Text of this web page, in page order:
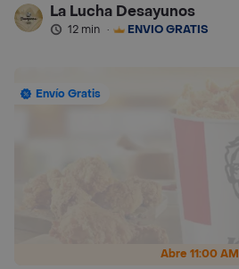
La Lucha Desayunos
12 min · ENVÍO GRATIS
Abre 11:00 AM
Envío Gratis